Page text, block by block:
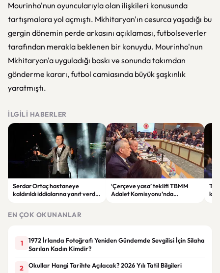
Mourinho'nun oyuncularıyla olan ilişkileri konusunda
tartışmalara yol açmıştı. Mkhitaryan'ın cesurca yaşadığı bu
gergin dönemin perde arkasını açıklaması, futbolseverler
tarafından merakla beklenen bir konuydu. Mourinho'nun
Mkhitaryan'a uyguladığı baskı ve sonunda takımdan
gönderme kararı, futbol camiasında büyük şaşkınlık
yaratmıştı.
İLGILI HABERLER
Serdar Ortaç hastaneye
kaldırıldı iddialarına yanıt verdi:
‘Çerçeve yasa’ teklifi TBMM
Adalet Komisyonu’nda
EN ÇOK OKUNANLAR
1
1972 İrlanda Fotoğrafı Yeniden Gündemde Sevgilisi İçin Silaha
Sarılan Kadın Kimdir?
2 Okullar Hangi Tarihte Açılacak? 2026 Yılı Tatil Bilgileri